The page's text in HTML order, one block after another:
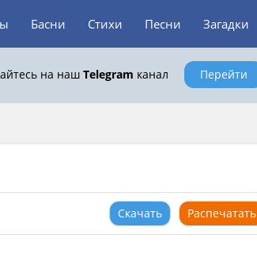
Басни Стихи Песни Загадки
на наш Telegram канал Перейти
Скачать Распечатать